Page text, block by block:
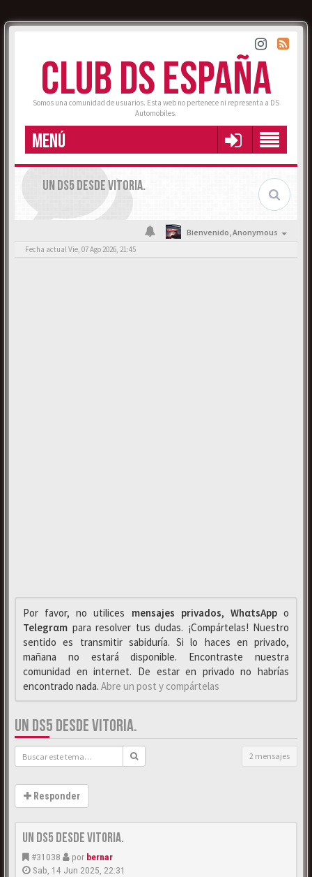
CLUB DS ESPAÑA
Somos una comunidad de usuarios. Esta web no pertenece ni representa a DS
Automobiles.
MENÚ
UN DS5 DESDE VITORIA.
Bienvenido,Anonymous
Fecha actual Vie, 07 Ago 2026, 21:45
Por favor, no utilices mensajes privados, WhαtsAppo
Telegrαm para resolver tus dudas. ¡Compártelas! Nuestro
sentido es transmitir sabiduría. Si lo haces en privado,
mañana no estará disponible. Encontraste nuestra
comunidad en internet. De estar en privado no habrías
encontrado nada. Abre un post y compártelas
UN DS5 DESDE VITORIA.
2 mensajes
Responder
Un DS5 desde Vitoria.
#31038 por bernar
Sab, 14 Jun 2025, 22:31